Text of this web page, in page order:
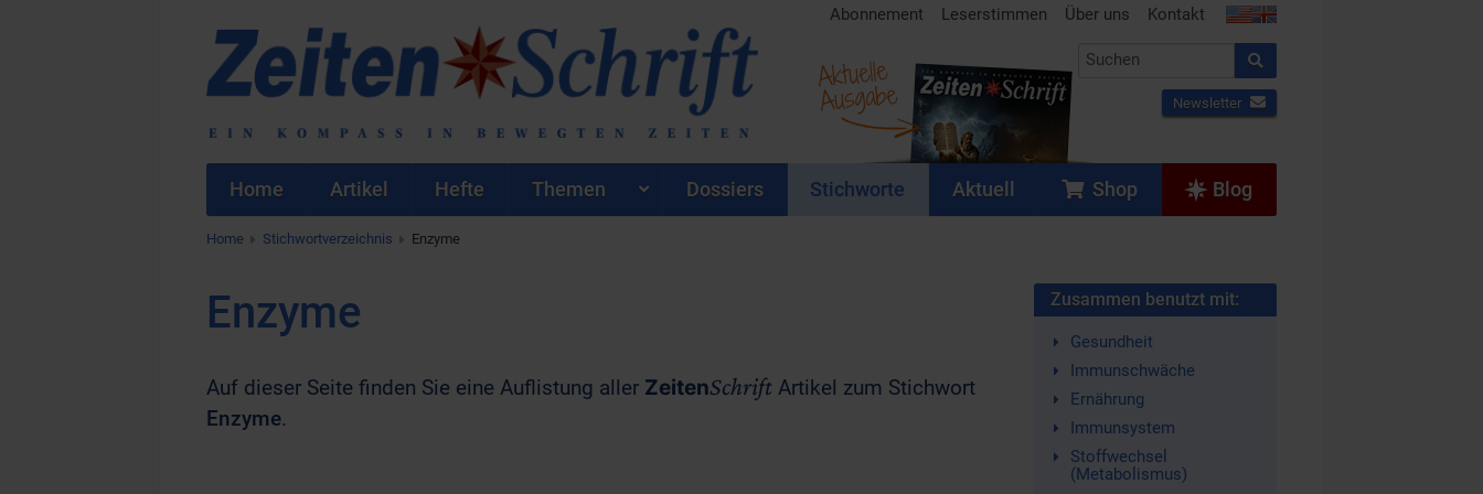
Abonnement Leserstimmen Über uns Kontakt
Newsletter
Aktuelle
Ausgabe
Home Artikel Hefte Themen Dossiers Stichworte Aktuell Shop Blog
Home Stichwortverzeichnis Enzyme
Enzyme
Auf dieser Seite finden Sie eine Auflistung aller ZeitenSchrift Artikel zum Stichwort
Enzyme.
Zusammen benutzt mit:
Gesundheit
Immunschwäche
Ernährung
Immunsystem
Stoffwechsel
(Metabolismus)